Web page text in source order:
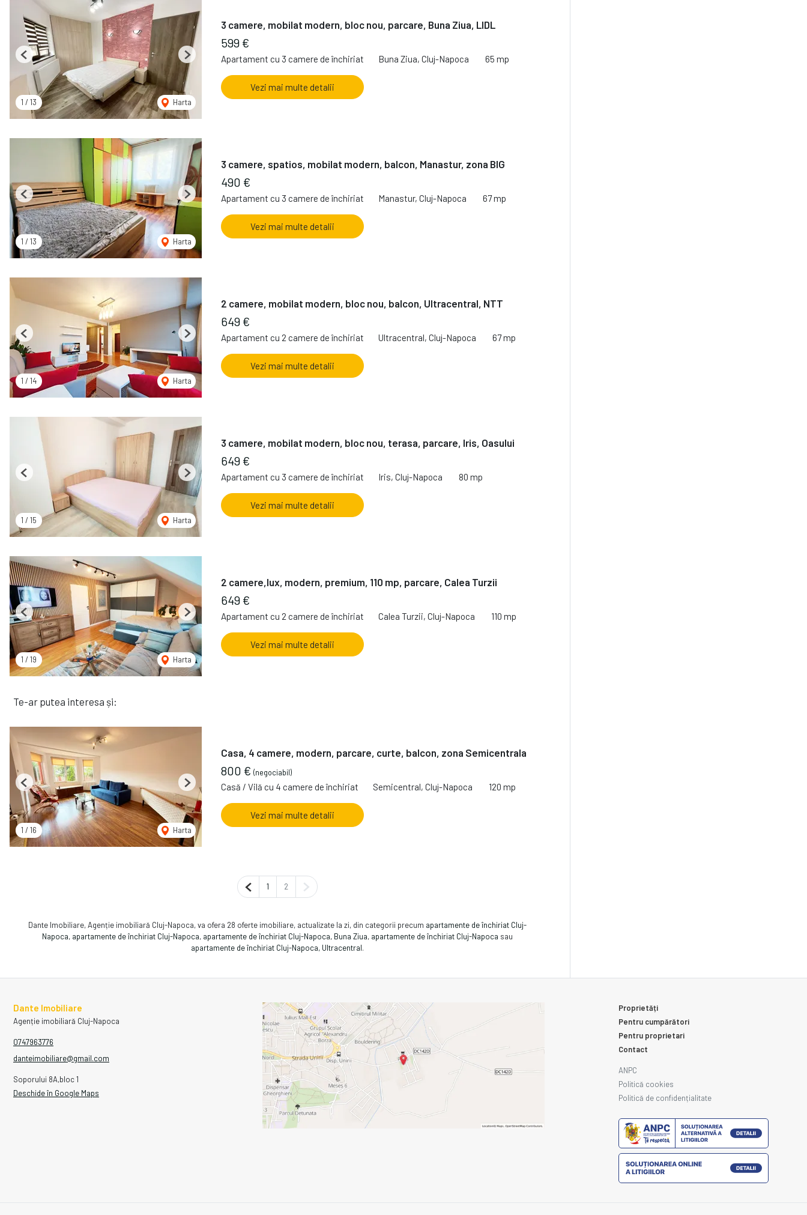
1 / 13 Harta
Previous Next
3 camere, mobilat modern, bloc nou, parcare, Buna Ziua, LIDL
599 €
Apartament cu 3 camere de închiriat Buna Ziua, Cluj-Napoca 65 mp
Vezi mai multe detalii
1 / 13 Harta
Previous Next
3 camere, spatios, mobilat modern, balcon, Manastur, zona BIG
490 €
Apartament cu 3 camere de închiriat Manastur, Cluj-Napoca 67 mp
Vezi mai multe detalii
1 / 14 Harta
Previous Next
2 camere, mobilat modern, bloc nou, balcon, Ultracentral, NTT
649 €
Apartament cu 2 camere de închiriat Ultracentral, Cluj-Napoca 67 mp
Vezi mai multe detalii
1 / 15 Harta
Previous Next
3 camere, mobilat modern, bloc nou, terasa, parcare, Iris, Oasului
649 €
Apartament cu 3 camere de închiriat Iris, Cluj-Napoca 80 mp
Vezi mai multe detalii
1 / 19 Harta
Previous Next
2 camere,lux, modern, premium, 110 mp, parcare, Calea Turzii
649 €
Apartament cu 2 camere de închiriat Calea Turzii, Cluj-Napoca 110 mp
Vezi mai multe detalii
Te-ar putea interesa și:
1 / 16 Harta
Previous Next
Casa, 4 camere, modern, parcare, curte, balcon, zona Semicentrala
800 € (negociabil)
Casă / Vilă cu 4 camere de închiriat Semicentral, Cluj-Napoca 120 mp
Vezi mai multe detalii
Pagina anterioară
1 2 Pagina următoare
Dante Imobiliare, Agenție imobiliară Cluj-Napoca, va ofera 28 oferte imobiliare, actualizate la zi, din categorii precum apartamente de închiriat Cluj-
Napoca, apartamente de închiriat Cluj-Napoca, apartamente de închiriat Cluj-Napoca, Buna Ziua, apartamente de închiriat Cluj-Napoca sau
apartamente de închiriat Cluj-Napoca, Ultracentral.
Dante Imobiliare
Agenție imobiliară Cluj-Napoca
0747963776
danteimobiliare@gmail.com
Soporului 8A,bloc 1
Deschide în Google Maps
Proprietăți
Pentru cumpărători
Pentru proprietari
Contact
ANPC
Politică cookies
Politică de confidențialitate